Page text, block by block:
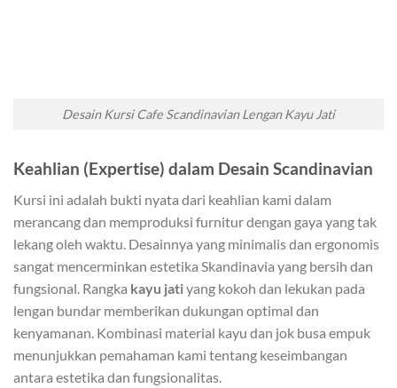
Desain Kursi Cafe Scandinavian Lengan Kayu Jati
Keahlian (Expertise) dalam Desain Scandinavian
Kursi ini adalah bukti nyata dari keahlian kami dalam
merancang dan memproduksi furnitur dengan gaya yang tak
lekang oleh waktu. Desainnya yang minimalis dan ergonomis
sangat mencerminkan estetika Skandinavia yang bersih dan
fungsional. Rangka kayu jatiyang kokoh dan lekukan pada
lengan bundar memberikan dukungan optimal dan
kenyamanan. Kombinasi material kayu dan jok busa empuk
menunjukkan pemahaman kami tentang keseimbangan
antara estetika dan fungsionalitas.